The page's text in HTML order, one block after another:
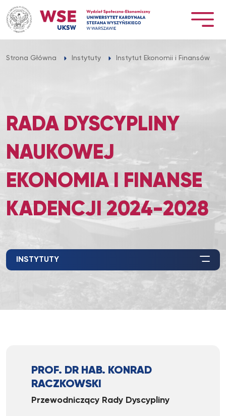
Przejdź
do
treści
Strona Główna Instytuty Instytut Ekonomii i Finansów
RADA DYSCYPLINY
NAUKOWEJ
EKONOMIA I FINANSE
KADENCJI 2024-2028
INSTYTUTY
PROF. DR HAB. KONRAD
RACZKOWSKI
Przewodniczący Rady Dyscypliny